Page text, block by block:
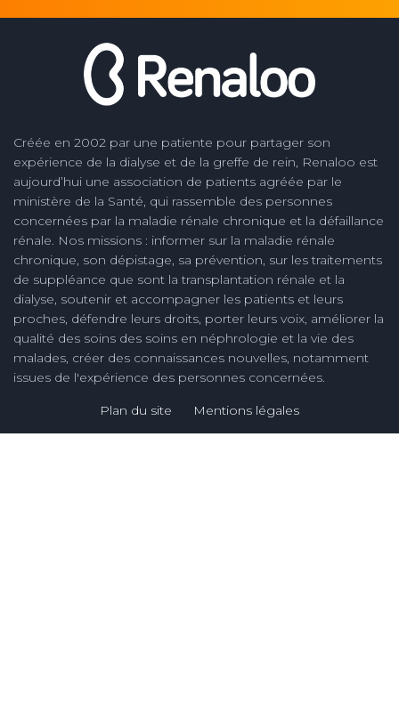
Créée en 2002 par une patiente pour partager son
expérience de la dialyse et de la greffe de rein, Renaloo est
aujourd’hui une association de patients agréée par le
ministère de la Santé, qui rassemble des personnes
concernées par la maladie rénale chronique et la défaillance
rénale. Nos missions : informer sur la maladie rénale
chronique, son dépistage, sa prévention, sur les traitements
de suppléance que sont la transplantation rénale et la
dialyse, soutenir et accompagner les patients et leurs
proches, défendre leurs droits, porter leurs voix, améliorer la
qualité des soins des soins en néphrologie et la vie des
malades, créer des connaissances nouvelles, notamment
issues de l'expérience des personnes concernées.
Plan du site Mentions légales